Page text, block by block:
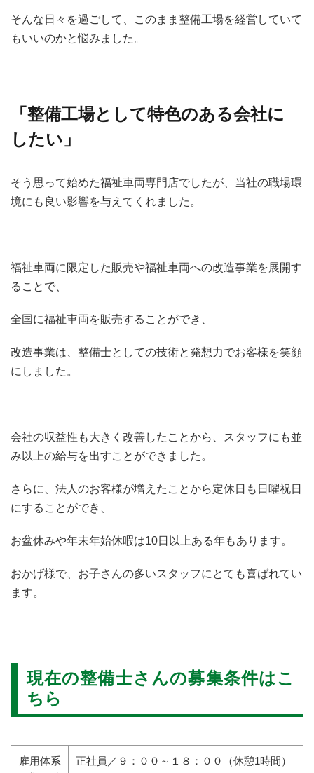
そんな日々を過ごして、このまま整備工場を経営していて
もいいのかと悩みました。
「整備工場として特色のある会社に
したい」
そう思って始めた福祉車両専門店でしたが、当社の職場環
境にも良い影響を与えてくれました。
福祉車両に限定した販売や福祉車両への改造事業を展開す
ることで、
全国に福祉車両を販売することができ、
改造事業は、整備士としての技術と発想力でお客様を笑顔
にしました。
会社の収益性も大きく改善したことから、スタッフにも並
み以上の給与を出すことができました。
さらに、法人のお客様が増えたことから定休日も日曜祝日
にすることができ、
お盆休みや年末年始休暇は10日以上ある年もあります。
おかげ様で、お子さんの多いスタッフにとても喜ばれてい
ます。
現在の整備士さんの募集条件はこ
ちら
雇用体系
正社員／９：００～１８：００（休憩1時間）